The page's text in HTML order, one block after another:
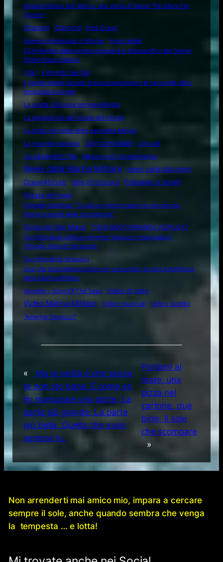
Brigata Marina San Marco: una storia di Valore "Per Mare Per
Terram"
Citazioni
Concorsi
Ente Circoli
Essere commissario in Marina
Frasi celebri
Gli highlights della prima campagna in Indopacifico del Carrier
Strike Group italiano
I fari
Il mondo dei fari
Il motore diesel navale: la sua apparizione e le necessità della
propulsione navale
La scelta di Giorgia sommergibilista
La spiaggia più pericolosa del mondo
La storia nel nome delle navi della Marina
La voce del marinaio
Libri consigliati Link utili
Lo sapevate che Medicina di Combattimento
News dalla Marina Militare
news varie dal mare
Ocean4future
Oltre Gli Orizzonti
Paesaggi e luoghi
Poesie del mare
Progetto didattico: “Tu sei un intero oceano in una goccia.
Rompi le pareti della tua prigione”
Storia del San Marco
TOUR MEDITERRANEO VESPUCCI
Tour Mondiale di Nave Amerigo Vespucci: inaugurato il
Villaggio Italia di Singapore
Tour Mondiale Vespucci
Una vita straordinaria inizia con una scelta: Scuola Sottufficiali
della Marina Militare
Vangelis – Song Of The Seas
Video di mare
Video Marina Militare Video musicali
Video Soldini
“Amerigo Vespucci”
«
Ma la verità è che senza
te non sto bene. È come se
mi mancasse una parte. La
parte più grande. La parte
più bella. Quella che avrai
sempre tu.
Portami al
mare, una
pizza nel
cartone, due
birre, il sole
che scompare
»
Non arrenderti mai amico mio, impara a cercare
sempre il sole, anche quando sembra che venga
la tempesta … e lotta!